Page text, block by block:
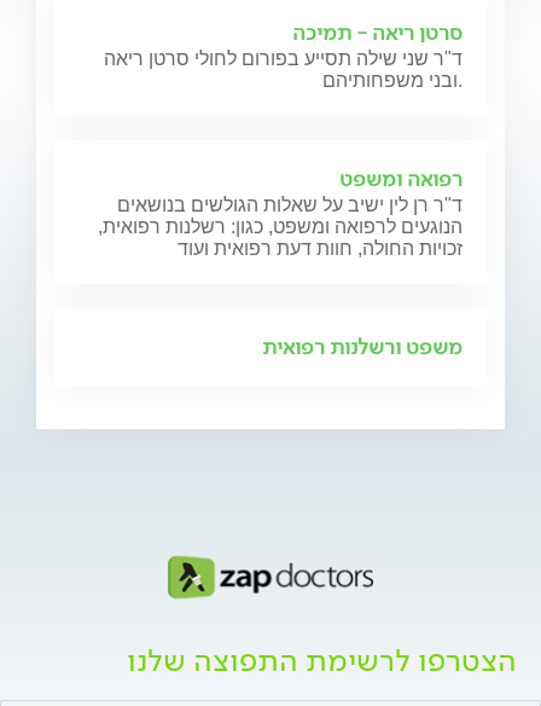
סרטן ריאה - תמיכה
ד"ר שני שילה תסייע בפורום לחולי סרטן ריאה
ובני משפחותיהם.
רפואה ומשפט
ד"ר רן לין ישיב על שאלות הגולשים בנושאים
הנוגעים לרפואה ומשפט, כגון: רשלנות רפואית,
זכויות החולה, חוות דעת רפואית ועוד
משפט ורשלנות רפואית
הצטרפו לרשימת התפוצה שלנו